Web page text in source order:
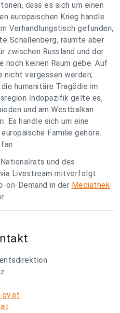
dass es sich um einen
europäischen Krieg handle.
Verhandlungstisch gefunden,
Schallenberg, räumte aber
zwischen Russland und der
noch keinen Raum gebe. Auf
nicht vergessen werden,
humanitäre Tragödie im
Indopazifik gelte es,
und am Westbalkan
Es handle sich um eine
Familie gehöre.
und des
Livestream mitverfolgt
on-Demand in der Mediathek